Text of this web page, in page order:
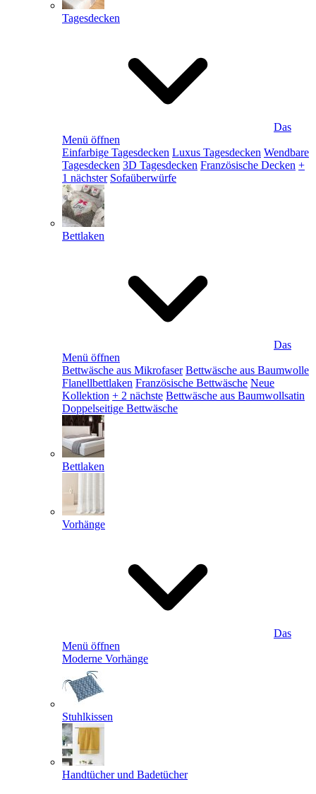
Tagesdecken
Das
Menü öffnen
Einfarbige Tagesdecken Luxus Tagesdecken Wendbare
Tagesdecken 3D Tagesdecken Französische Decken +
1 nächster Sofaüberwürfe
Bettlaken
Das
Menü öffnen
Bettwäsche aus Mikrofaser Bettwäsche aus Baumwolle
Flanellbettlaken Französische Bettwäsche Neue
Kollektion + 2 nächste Bettwäsche aus Baumwollsatin
Doppelseitige Bettwäsche
Bettlaken
Vorhänge
Das
Menü öffnen
Moderne Vorhänge
Stuhlkissen
Handtücher und Badetücher